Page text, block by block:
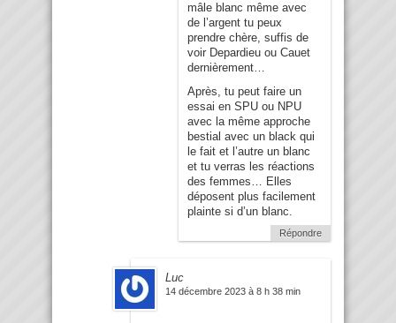
mâle blanc même avec
de l’argent tu peux
prendre chère, suffis de
voir Depardieu ou Cauet
dernièrement…
Après, tu peut faire un
essai en SPU ou NPU
avec la même approche
bestial avec un black qui
le fait et l’autre un blanc
et tu verras les réactions
des femmes… Elles
déposent plus facilement
plainte si d’un blanc.
Répondre
Luc
14 décembre 2023 à 8 h 38 min